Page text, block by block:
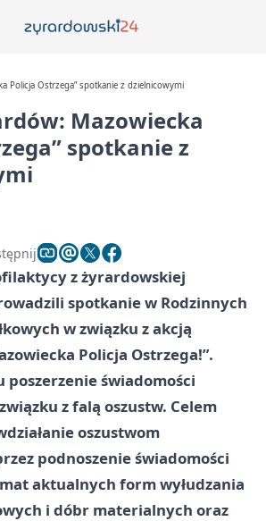
Policja Ostrzega” spotkanie z dzielnicowymi
Mazowiecka
spotkanie z
z żyrardowskiej
spotkanie w Rodzinnych
w związku z akcją
Policja Ostrzega!”.
poszerzenie świadomości
z falą oszustw. Celem
oszustwom
podnoszenie świadomości
aktualnych form wyłudzania
i dóbr materialnych oraz